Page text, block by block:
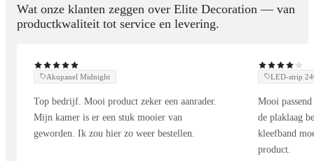
Keuken:als spatwand voor een elegante en praktische
Woonkamer:accentmuur met textuur en diepte
Slaapkamer of hal:decoratieve wand met een modern karakter
Het wandpaneel marmer mozaïeksteen geeft elke kamer een
verfijnde, exclusieve uitstraling zonder de hoge kosten van
Wat onze klanten zeggen over Elite Decoration — van
productkwaliteit tot service en levering.
Akupanel Midnight
Top bedrijf. Mooi product zeker een aanrader.
Mijn kamer is er een stuk mooier van
geworden. Ik zou hier zo weer bestellen.
LED-strip
Mooi
de plaklaag
kleefband
product.